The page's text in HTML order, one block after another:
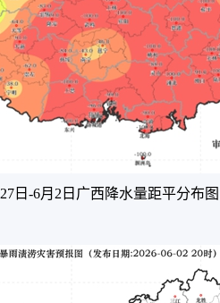
日-6月2日广西降水量距平分布图